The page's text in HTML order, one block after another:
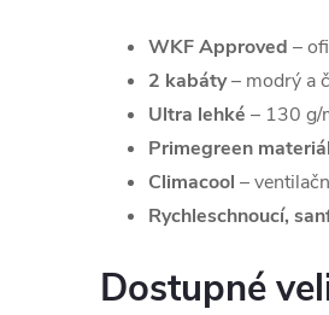
WKF Approved –
2 kabáty– modrý a
Ultra lehké – 130 g/
Primegreen materiál
Climacool –
Rychleschnoucí,
Dostupné